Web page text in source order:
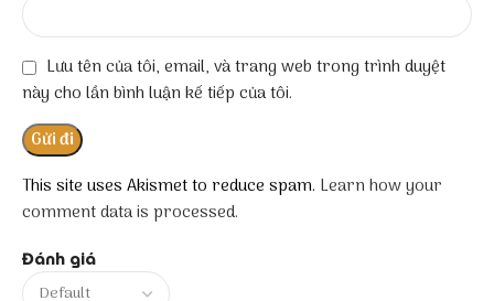
Đánh giá
Lưu tên của tôi, email, và trang web trong trình duyệt
này cho lần bình luận kế tiếp của tôi.
This site uses Akismet to reduce spam. Learn how your
comment data is processed.